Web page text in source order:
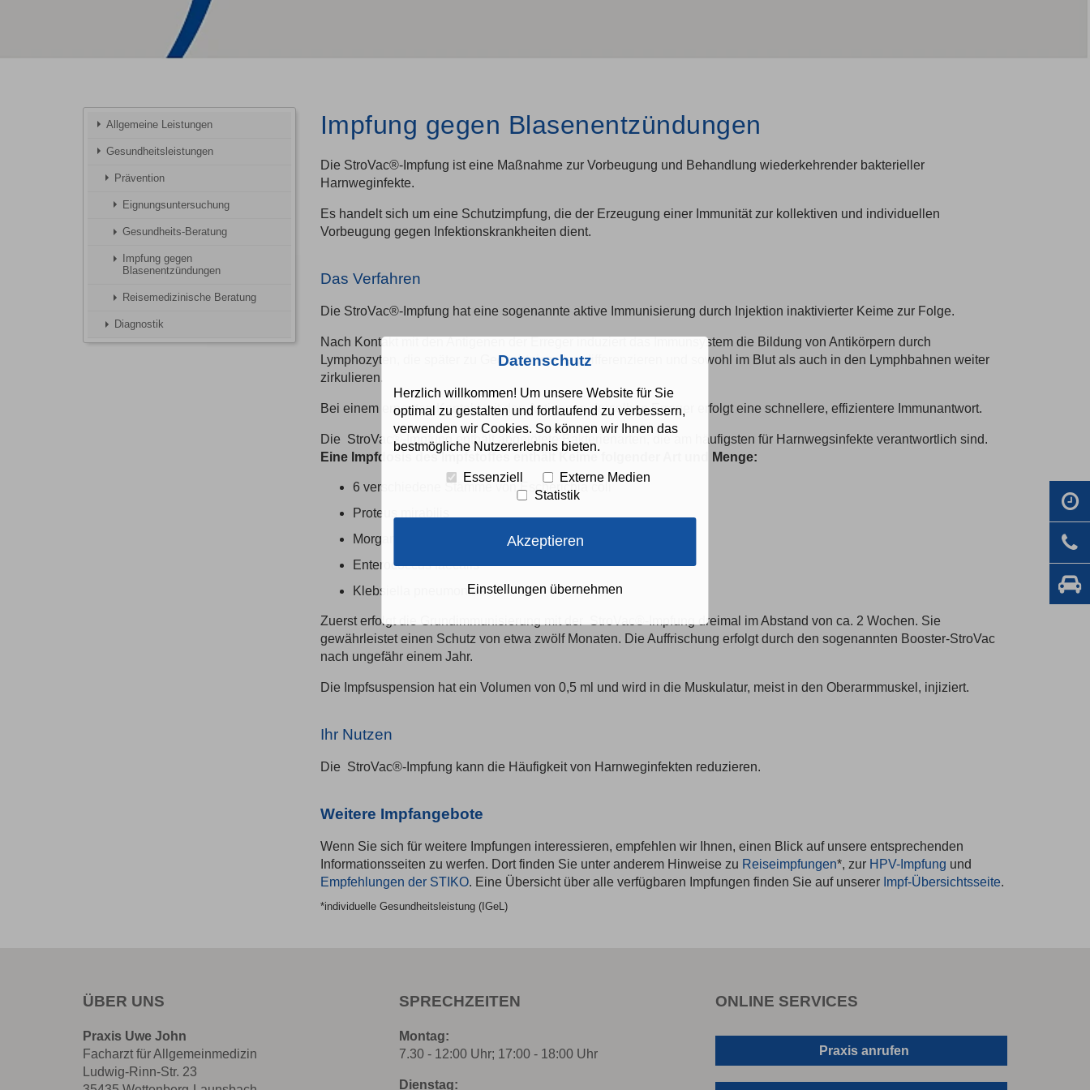
Allgemeine Leistungen
Gesundheitsleistungen
Prävention
Eignungsuntersuchung
Gesundheits-Beratung
Impfung gegen
Blasenentzündungen
Reisemedizinische Beratung
Diagnostik
Impfung gegen Blasenentzündungen
Die StroVac®-Impfung ist eine Maßnahme zur Vorbeugung und Behandlung wiederkehrender bakterieller
Harnweginfekte.
Es handelt sich um eine Schutzimpfung, die der Erzeugung einer Immunität zur kollektiven und individuellen
Vorbeugung gegen Infektionskrankheiten dient.
Das Verfahren
Die StroVac®-Impfung hat eine sogenannte aktive Immunisierung durch Injektion inaktivierter Keime zur Folge.
Nach Kontakt mit den Antigenen der Erreger induziert das Immunsystem die Bildung von Antikörpern durch
Lymphozyten, die später zu Gedächtniszellen differenzieren und sowohl im Blut als auch in den Lymphbahnen weiter
zirkulieren.
Bei einem erneuten Kontakt mit den Antigenen derselben Erreger erfolgt eine schnellere, effizientere Immunantwort.
Die StroVac®-Impfung enthält abgetötete Bakterienarten, die am häufigsten für Harnwegsinfekte verantwortlich sind.
Eine Impfdosis des Impfstoffes enthält Keime folgender Art und Menge:
6 verschiedene Stämme von Escherichia coli
Proteus mirabilis
Morganella morganii
Enterococcus faecalis
Klebsiella pneumoniae
Zuerst erfolgt die Grundimmunisierung mit der StroVac®-Impfung dreimal im Abstand von ca. 2 Wochen. Sie
gewährleistet einen Schutz von etwa zwölf Monaten. Die Auffrischung erfolgt durch den sogenannten Booster-StroVac
nach ungefähr einem Jahr.
Die Impfsuspension hat ein Volumen von 0,5 ml und wird in die Muskulatur, meist in den Oberarmmuskel, injiziert.
Ihr Nutzen
Die StroVac®-Impfung kann die Häufigkeit von Harnweginfekten reduzieren.
Weitere Impfangebote
Wenn Sie sich für weitere Impfungen interessieren, empfehlen wir Ihnen, einen Blick auf unsere entsprechenden
Informationsseiten zu werfen. Dort finden Sie unter anderem Hinweise zu Reiseimpfungen*, zur HPV-Impfung und
Empfehlungen der STIKO. Eine Übersicht über alle verfügbaren Impfungen finden Sie auf unserer Impf-Übersichtsseite.
*individuelle Gesundheitsleistung (IGeL)
ÜBER UNS
Praxis Uwe John
Facharzt für Allgemeinmedizin
Ludwig-Rinn-Str. 23
SPRECHZEITEN
Montag:
7.30 - 12:00 Uhr; 17:00 - 18:00 Uhr
Dienstag:
ONLINE SERVICES
Praxis anrufen
Datenschutz
Herzlich willkommen! Um unsere Website für Sie
optimal zu gestalten und fortlaufend zu verbessern,
verwenden wir Cookies. So können wir Ihnen das
bestmögliche Nutzererlebnis bieten.
Essenziell
Externe Medien
Statistik
Akzeptieren
Einstellungen übernehmen